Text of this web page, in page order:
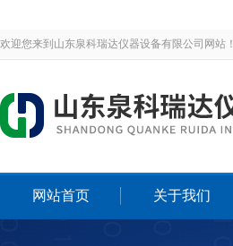
欢迎您来到山东泉科瑞达仪器设备有限公司网站！
网站首页 关于我们